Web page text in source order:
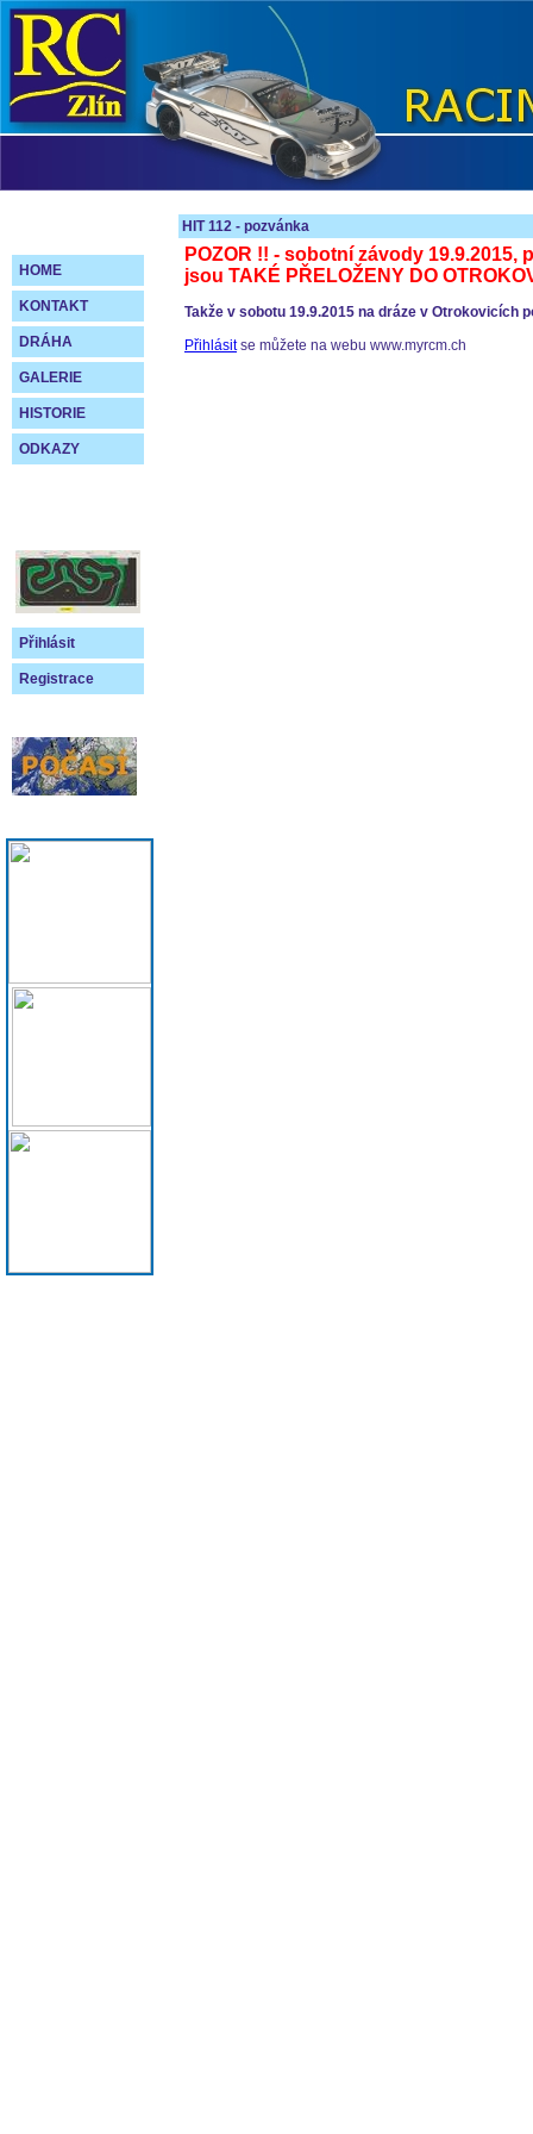
HOME
KONTAKT
DRÁHA
GALERIE
HISTORIE
ODKAZY
Přihlásit
Registrace
HIT 112 - pozvánka
POZOR !! - sobotní závody
jsou TAKÉ PŘELOŽENY DO
Takže v sobotu 19.9.2015 na dráze v Otrokovicích
Přihlásitse můžete na webu www.myrcm.ch